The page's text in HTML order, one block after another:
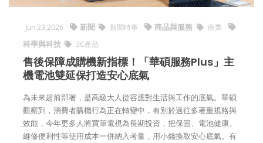
Jun 23,2026 新聞 新聞時事 商品與服務 商業
科學與科技 3C產品
售後保障成購機新指標！「華碩服務Plus」主
機電池雙延保打造安心底氣
為未來超前部署，是高級大人從容應對生活與工作的底氣。華碩
觀察到，消費者購機行為正在轉變中，有別於過往多著重規格與
效能，今年更多人將買筆電視為長期投資，把保固、電池健康、
維修便利性等使用成本一併納入考量，用小錢換取安心底氣。有